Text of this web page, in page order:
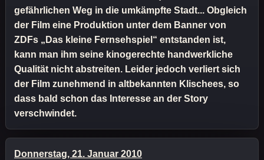
gefährlichen Weg in die umkämpfte Stadt... Obgleich
der Film eine Produktion unter dem Banner von
ZDFs „Das kleine Fernsehspiel“ entstanden ist,
kann man ihm seine kinogerechte handwerkliche
Qualität nicht abstreiten. Leider jedoch verliert sich
der Film zunehmend in altbekannten Klischees, so
dass bald schon das Interesse an der Story
verschwindet.
Donnerstag, 21. Januar 2010